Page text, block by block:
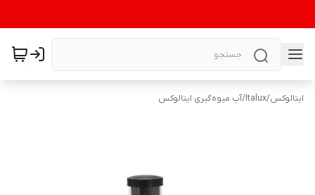
ایتالوکس/
Italux
/آب میوه‌گیری ایتالوکس